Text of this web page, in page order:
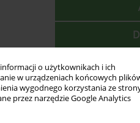
o użytkownikach i ich
w urządzeniach końcowych
wygodnego korzystania ze
przez narzędzie Google Analytics